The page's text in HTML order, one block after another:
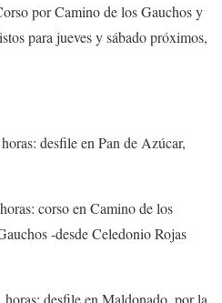
por Camino de los Gauchos y
para jueves y sábado próximos,
desfile en Pan de Azúcar,
corso en Camino de los
-desde Celedonio Rojas
horas: desfile en Maldonado, por la